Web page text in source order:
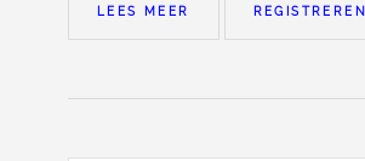
LEES MEER REGISTREREN